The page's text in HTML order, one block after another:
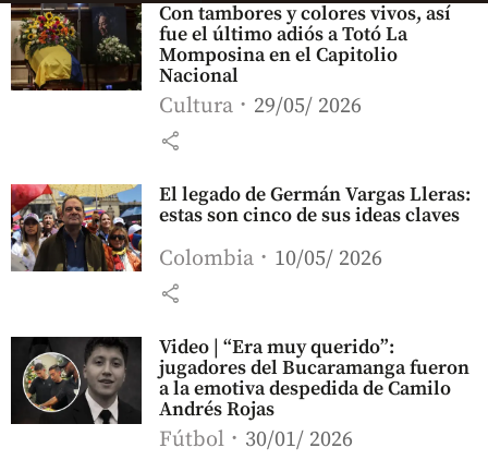
Con tambores y colores vivos, así
fue el último adiós a Totó La
Momposina en el Capitolio
Nacional
Cultura 29/05/ 2026
share
El legado de Germán Vargas Lleras:
estas son cinco de sus ideas claves
Colombia 10/05/ 2026
share
Video | “Era muy querido”:
jugadores del Bucaramanga fueron
a la emotiva despedida de Camilo
Andrés Rojas
Fútbol 30/01/ 2026